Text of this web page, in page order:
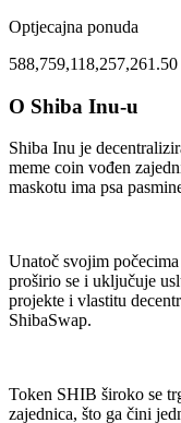
30, 02:34 AM
Optjecajna ponuda
588,759,118,257,261.50
O Shiba Inu-u
Shiba Inu je
meme coin vođen
maskotu ima psa
Unatoč svojim
proširio se i uključuje
projekte i vlastitu
ShibaSwap.
Token SHIB široko se
zajednica, što ga čini